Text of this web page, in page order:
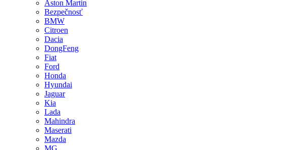
Aston Martin
Bezpečnosť
BMW
Citroen
Dacia
DongFeng
Fiat
Ford
Honda
Hyundai
Jaguar
Kia
Lada
Mahindra
Maserati
Mazda
MG